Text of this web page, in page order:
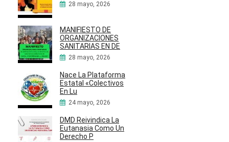
28 mayo, 2026
MANIFIESTO DE
ORGANIZACIONES
SANITARIAS EN DE
28 mayo, 2026
Nace La Plataforma
Estatal «Colectivos
En Lu
24 mayo, 2026
DMD Reivindica La
Eutanasia Como Un
Derecho P